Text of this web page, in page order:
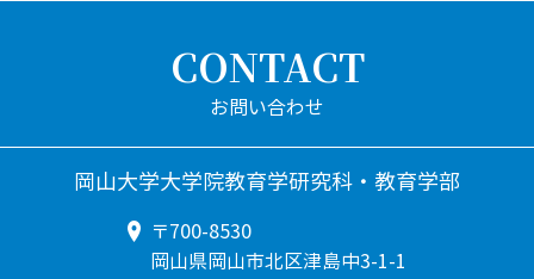
CONTACT
岡山大学大学院教育学研究科・教育学部
〒700-8530
岡山県岡山市北区津島中3-1-1